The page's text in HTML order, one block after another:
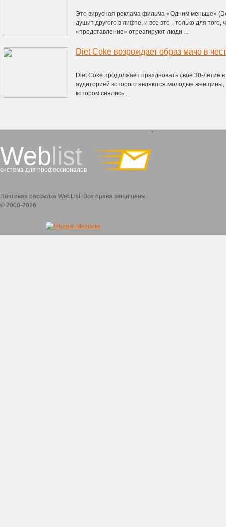
Это вирусная реклама фильма «Одним меньше»
душит другого в лифте, и все это - только для того,
«представление» отреагируют люди ...
Diet Coke продолжает праздновать свое 30-летие
аудиторией которого являются молодые
котором снялись ...
Weblist
система для профессионалов
`
Почтовая рассылка WebList. Все права защищены.
© 2000-2026